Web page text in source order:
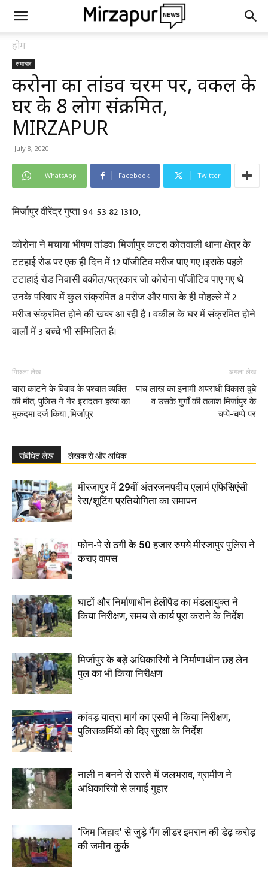
होम
समाचार
करोना का तांडव चरम पर, वकील के
घर के 8 लोग संक्रमित,
MIRZAPUR
July 8, 2020
WhatsApp Facebook Twitter
मिर्जापुर वीरेंद्र गुप्ता 94 53 82 1310,
कोरोना ने मचाया भीषण तांडव। मिर्जापुर कटरा कोतवाली थाना क्षेत्र के
टटहाई रोड पर एक ही दिन में 12 पॉजीटिव मरीज पाए गए ।इसके पहले
टटाहाई रोड निवासी वकील/पत्रकार जो कोरोना पॉजीटिव पाए गए थे
उनके परिवार में कुल संक्रमित 8 मरीज और पास के ही मोहल्ले में 2
मरीज संक्रमित होने की खबर आ रही है । वकील के घर में संक्रमित होने
वालों में 3 बच्चे भी सम्मिलित है।
पिछला लेख
चारा काटने के विवाद के पश्चात व्यक्ति
की मौत, पुलिस ने गैर इरादतन हत्या का
मुकदमा दर्ज किया ,मिर्जापुर
अगला लेख
पांच लाख का इनामी अपराधी विकास दुबे
व उसके गुर्गों की तलाश मिर्जापुर के
चप्पे-चप्पे पर
संबंधित लेख लेखक से और अधिक
मीरजापुर में 29वीं अंतरजनपदीय एलार्म एफिसिएंसी
रेस/शूटिंग प्रतियोगिता का समापन
फोन-पे से ठगी के 50 हजार रुपये मीरजापुर पुलिस ने
कराए वापस
घाटों और निर्माणाधीन हेलीपैड का मंडलायुक्त ने
किया निरीक्षण, समय से कार्य पूरा कराने के निर्देश
मिर्जापुर के बड़े अधिकारियों ने निर्माणाधीन छह लेन
पुल का भी किया निरीक्षण
कांवड़ यात्रा मार्ग का एसपी ने किया निरीक्षण,
पुलिसकर्मियों को दिए सुरक्षा के निर्देश
नाली न बनने से रास्ते में जलभराव, ग्रामीण ने
अधिकारियों से लगाई गुहार
‘जिम जिहाद’ से जुड़े गैंग लीडर इमरान की डेढ़ करोड़
की जमीन कुर्क